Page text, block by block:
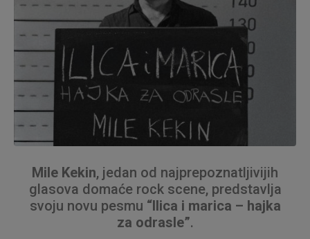
Mile Kekin, jedan od najprepoznatljivijih
glasova domaće rock scene, predstavlja
svoju novu pesmu “Ilica i marica – hajka
za odrasle”.